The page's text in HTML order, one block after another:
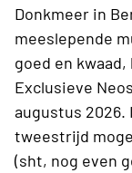
Donkmeer in
meeslepende
goed en
Exclusieve
augustus 2026.
tweestrijd
(sht, nog even